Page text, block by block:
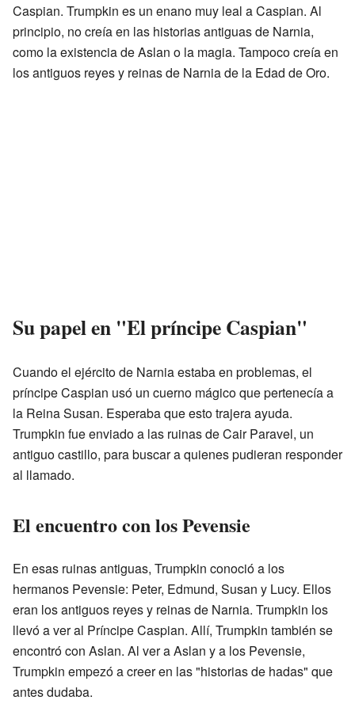
Caspian. Trumpkin es un enano muy leal a Caspian. Al
principio, no creía en las historias antiguas de Narnia,
como la existencia de Aslan o la magia. Tampoco creía en
los antiguos reyes y reinas de Narnia de la Edad de Oro.
Su papel en "El príncipe Caspian"
Cuando el ejército de Narnia estaba en problemas, el
príncipe Caspian usó un cuerno mágico que pertenecía a
la Reina Susan. Esperaba que esto trajera ayuda.
Trumpkin fue enviado a las ruinas de Cair Paravel, un
antiguo castillo, para buscar a quienes pudieran responder
al llamado.
El encuentro con los Pevensie
En esas ruinas antiguas, Trumpkin conoció a los
hermanos Pevensie: Peter, Edmund, Susan y Lucy. Ellos
eran los antiguos reyes y reinas de Narnia. Trumpkin los
llevó a ver al Príncipe Caspian. Allí, Trumpkin también se
encontró con Aslan. Al ver a Aslan y a los Pevensie,
Trumpkin empezó a creer en las "historias de hadas" que
antes dudaba.